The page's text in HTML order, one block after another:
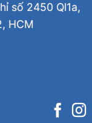
số 2450 Ql1a,
HCM